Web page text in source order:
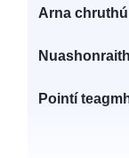
Arna
Pointí